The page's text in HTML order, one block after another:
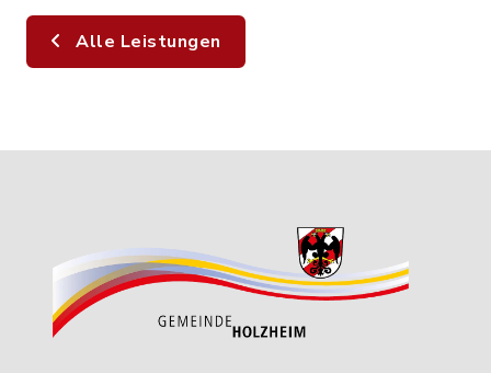
Alle Leistungen